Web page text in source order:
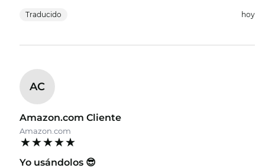
Traducido hoy
AC
Amazon.com Cliente
Amazon.com
Yo usándolos 😎